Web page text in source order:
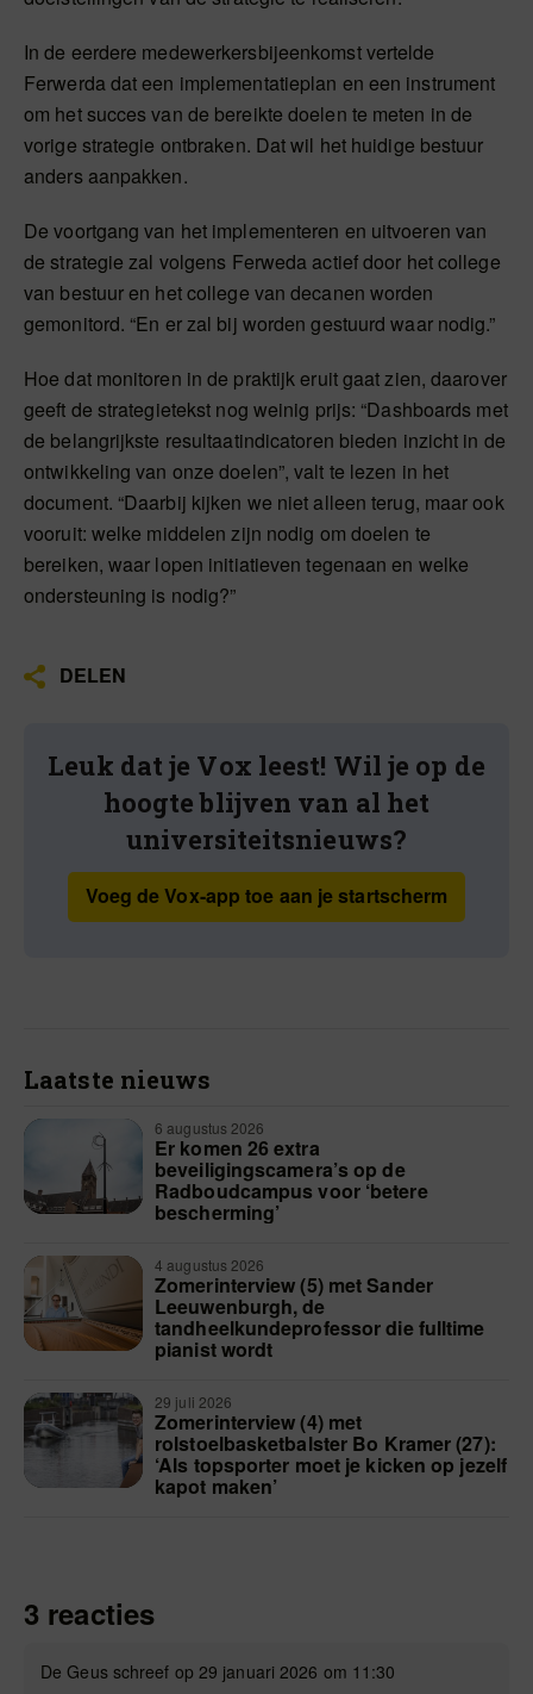
In de eerdere medewerkersbijeenkomst vertelde
Ferwerda dat een implementatieplan en een instrument
om het succes van de bereikte doelen te meten in de
vorige strategie ontbraken. Dat wil het huidige bestuur
anders aanpakken.
De voortgang van het implementeren en uitvoeren van
de strategie zal volgens Ferweda actief door het college
van bestuur en het college van decanen worden
gemonitord. “En er zal bij worden gestuurd waar nodig.”
Hoe dat monitoren in de praktijk eruit gaat zien, daarover
geeft de strategietekst nog weinig prijs: “Dashboards met
de belangrijkste resultaatindicatoren bieden inzicht in de
ontwikkeling van onze doelen”, valt te lezen in het
document. “Daarbij kijken we niet alleen terug, maar ook
vooruit: welke middelen zijn nodig om doelen te
bereiken, waar lopen initiatieven tegenaan en welke
ondersteuning is nodig?”
DELEN
Leuk dat je Vox leest! Wil je op de
hoogte blijven van al het
universiteitsnieuws?
Voeg de Vox-app toe aan je startscherm
Laatste nieuws
6 augustus 2026
Er komen 26 extra
beveiligingscamera’s op de
Radboudcampus voor ‘betere
bescherming’
4 augustus 2026
Zomerinterview (5) met Sander
Leeuwenburgh, de
tandheelkundeprofessor die fulltime
pianist wordt
29 juli 2026
Zomerinterview (4) met
rolstoelbasketbalster Bo Kramer (27):
‘Als topsporter moet je kicken op jezelf
kapot maken’
3 reacties
De Geus schreef op 29 januari 2026 om 11:30